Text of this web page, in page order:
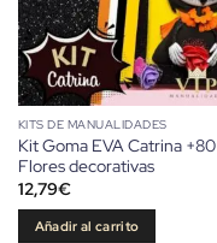
KITS DE MANUALIDADES
Kit Goma EVA Catrina +80
Flores decorativas
12,79€
Añadir al carrito